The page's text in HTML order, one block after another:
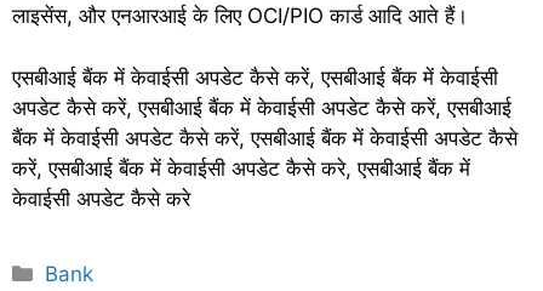
लाइसेंस, और एनआरआई के लिए OCI/PIO कार्ड आदि आते हैं।
एसबीआई बैंक में केवाईसी अपडेट कैसे करें, एसबीआई बैंक में केवाईसी
अपडेट कैसे करें, एसबीआई बैंक में केवाईसी अपडेट कैसे करें, एसबीआई
बैंक में केवाईसी अपडेट कैसे करें, एसबीआई बैंक में केवाईसी अपडेट कैसे
करें, एसबीआई बैंक में केवाईसी अपडेट कैसे करे, एसबीआई बैंक में
केवाईसी अपडेट कैसे करे
Categories
Bank